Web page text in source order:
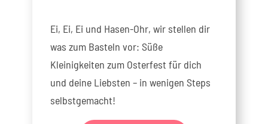
Ei, Ei, Ei und Hasen-Ohr, wir stellen dir
was zum Basteln vor: Süße
Kleinigkeiten zum Osterfest für dich
und deine Liebsten – in wenigen Steps
selbstgemacht!